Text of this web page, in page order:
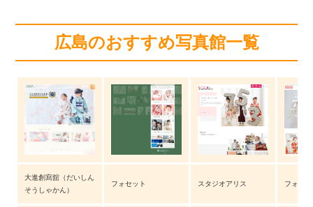
o
k 広島のおすすめ写真館一覧
大進創寫舘（だいしん
そうしゃかん）
フォセット スタジオアリス フォト